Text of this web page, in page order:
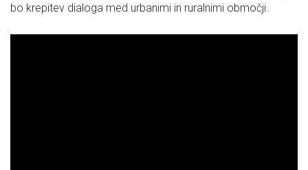
bo krepitev dialoga med urbanimi in ruralnimi območji.